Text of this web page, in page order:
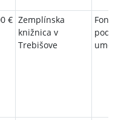
€ Zemplínska
knižnica v
Trebišove
Fond